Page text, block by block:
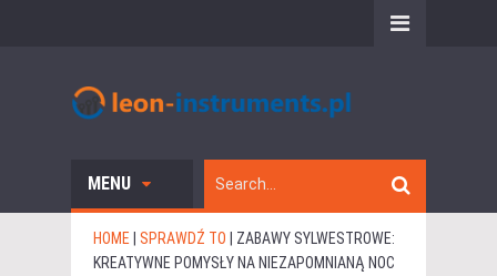
MENU
HOME SPRAWDŹ TO
ZABAWY SYLWESTROWE:
KREATYWNE POMYSŁY NA NIEZAPOMNIANĄ NOC